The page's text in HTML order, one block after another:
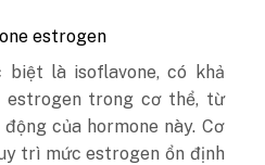
estrogen
biệt là isoflavone, có khả
estrogen trong cơ thể, từ
của hormone này. Cơ
trì mức estrogen ổn định